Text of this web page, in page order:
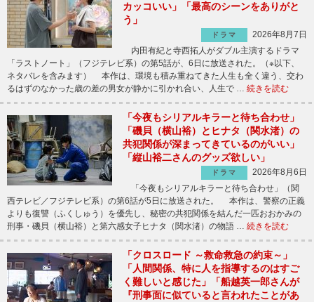
カッコいい」「最高のシーンをありがと
う」
ドラマ
2026年8月7日
内田有紀と寺西拓人がダブル主演するドラマ
「ラストノート」（フジテレビ系）の第5話が、6日に放送された。（※以下、
ネタバレを含みます） 本作は、環境も積み重ねてきた人生も全く違う、交わ
るはずのなかった歳の差の男女が静かに引かれ合い、人生で … 続きを読む
「今夜もシリアルキラーと待ち合わせ」
「磯貝（横山裕）とヒナタ（関水渚）の
共犯関係が深まってきているのがいい」
「縦山裕二さんのグッズ欲しい」
ドラマ
2026年8月6日
「今夜もシリアルキラーと待ち合わせ」（関
西テレビ／フジテレビ系）の第6話が5日に放送された。 本作は、警察の正義
よりも復讐（ふくしゅう）を優先し、秘密の共犯関係を結んだ一匹おおかみの
刑事・磯貝（横山裕）と第六感女子ヒナタ（関水渚）の物語 … 続きを読む
「クロスロード ～救命救急の約束～」
「人間関係、特に人を指導するのはすご
く難しいと感じた」「船越英一郎さんが
『刑事面に似ていると言われたことがあ